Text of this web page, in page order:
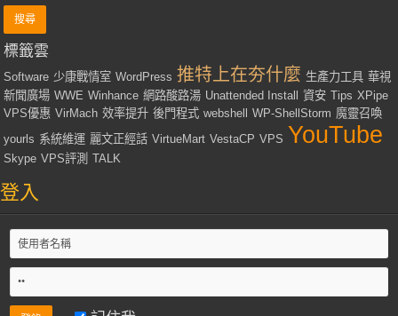
標籤雲
Software 少康戰情室 WordPress 推特上在夯什麼 生產力工具 華視
新聞廣場 WWE Winhance 網路酸路湯 Unattended Install 資安 Tips XPipe
VPS優惠 VirMach 效率提升 後門程式 webshell WP-ShellStorm 魔靈召喚
yourls 系統維運 麗文正經話 VirtueMart VestaCP VPS YouTube
Skype VPS評測 TALK
登入